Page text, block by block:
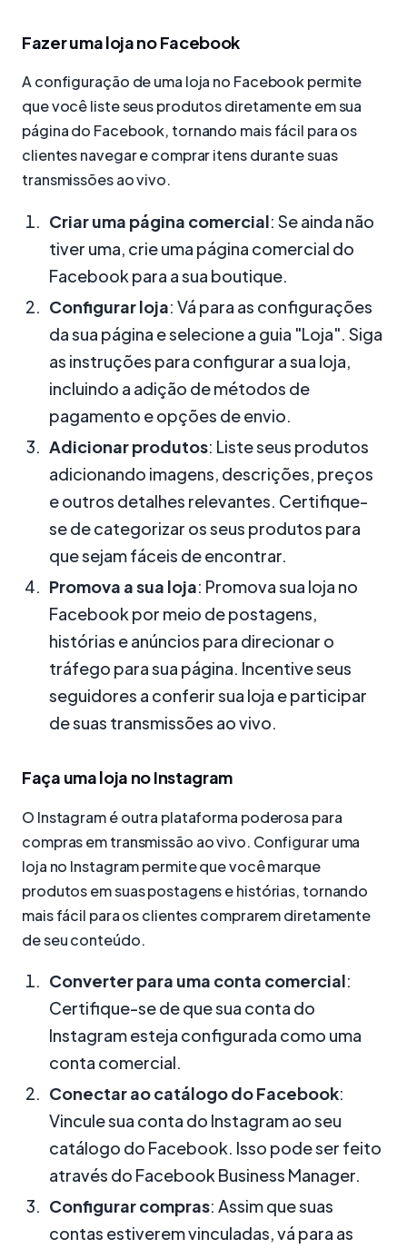
Fazer uma loja no Facebook
A configuração de uma loja no Facebook permite
que você liste seus produtos diretamente em sua
página do Facebook, tornando mais fácil para os
clientes navegar e comprar itens durante suas
transmissões ao vivo.
Criar uma página comercial: Se ainda não
tiver uma, crie uma página comercial do
Facebook para a sua boutique.
Configurar loja: Vá para as configurações
da sua página e selecione a guia "Loja". Siga
as instruções para configurar a sua loja,
incluindo a adição de métodos de
pagamento e opções de envio.
Adicionar produtos: Liste seus produtos
adicionando imagens, descrições, preços
e outros detalhes relevantes. Certifique-
se de categorizar os seus produtos para
que sejam fáceis de encontrar.
Promova a sua loja: Promova sua loja no
Facebook por meio de postagens,
histórias e anúncios para direcionar o
tráfego para sua página. Incentive seus
seguidores a conferir sua loja e participar
de suas transmissões ao vivo.
Faça uma loja no Instagram
O Instagram é outra plataforma poderosa para
compras em transmissão ao vivo. Configurar uma
loja no Instagram permite que você marque
produtos em suas postagens e histórias, tornando
mais fácil para os clientes comprarem diretamente
de seu conteúdo.
Converter para uma conta comercial:
Certifique-se de que sua conta do
Instagram esteja configurada como uma
conta comercial.
Conectar ao catálogo do Facebook:
Vincule sua conta do Instagram ao seu
catálogo do Facebook. Isso pode ser feito
através do Facebook Business Manager.
Configurar compras: Assim que suas
contas estiverem vinculadas, vá para as